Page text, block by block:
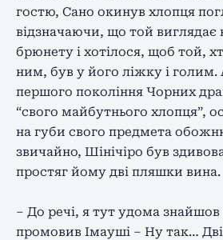
гостю, Сано окинув хлопця
відзначаючи, що той виглядає
брюнету і хотілося, щоб той,
ним, був у його ліжку і голим.
першого покоління Чорних
“свого майбутнього хлопця”,
на губи свого предмета
звичайно, Шінічіро був
простяг йому дві пляшки вина.
– До речі, я тут удома
промовив Імауші – Ну так…